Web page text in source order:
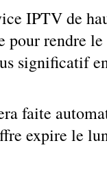
IPTV de
pour rendre le
significatif
faite
expire le